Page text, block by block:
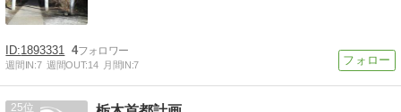
1893331 4
週間IN:7 週間OUT:14 月間IN:7
25